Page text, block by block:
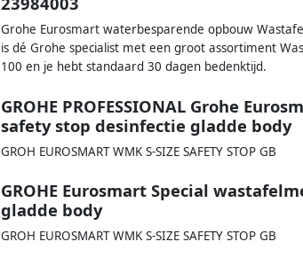
Grohe Eurosmart waterbesparende opbouw
is dé Grohe specialist met een groot assortiment
100 en je hebt standaard 30 dagen bedenktijd.
GROHE PROFESSIONAL Grohe
safety stop desinfectie gladde body
GROH EUROSMART WMK S-SIZE SAFETY STOP GB
GROHE Eurosmart Special
gladde body
GROH EUROSMART WMK S-SIZE SAFETY STOP GB